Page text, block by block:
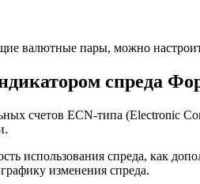
валютные пары, можно
спреда
счетов ECN-типа (Electronic
использования спреда, как
изменения спреда.